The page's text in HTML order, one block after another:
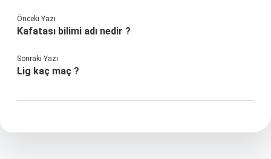
Önceki Yazı
Kafatası bilimi adı nedir ?
Sonraki Yazı
Lig kaç maç ?